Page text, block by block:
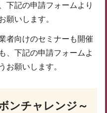
下記の申請フォームより
願いします。
者向けのセミナーも開催
、下記の申請フォームよ
お願いします。
ンチャレンジ～